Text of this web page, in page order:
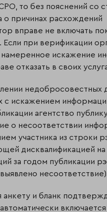
то без пояснений со
о причинах расхождений
вправе не включать
Если при верификации
намеренное искажение
отказать в своих
недобросовестных
с искажением
агентство
о несоответствии
участника из строки
дисквалификацией на
за годом публикации
анкету и бланк